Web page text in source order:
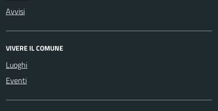
Avvisi
VIVERE IL COMUNE
Luoghi
Eventi